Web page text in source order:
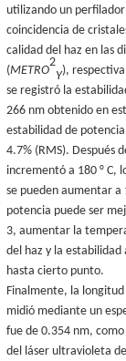
utilizando un
coincidencia de
calidad del haz en las
(METRO
2
Y),
se registró la
266 nm obtenido en
estabilidad de
4.7% (RMS). Después
incrementó a 180 ° C,
se pueden aumentar
potencia puede ser
3, aumentar la
del haz y la
hasta cierto punto.
Finalmente, la
midió mediante un
fue de 0.354 nm,
del láser ultravioleta